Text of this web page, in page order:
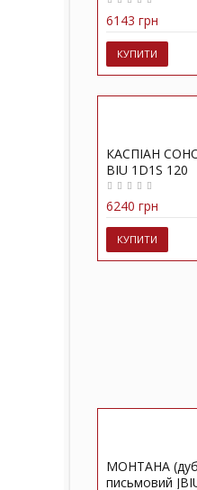
6143 грн
КУПИТИ
КАСПІАН
BIU 1D1S 120
6240 грн
КУПИТИ
МОНТАНА (дуб
письмовий